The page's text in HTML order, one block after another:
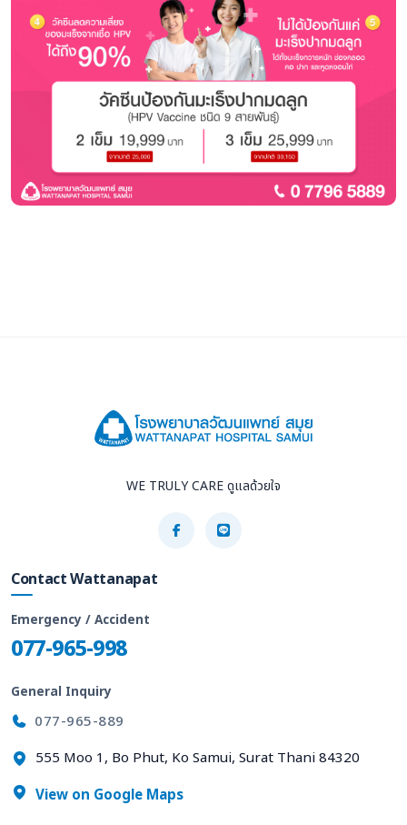
WE TRULY CARE ดูแลด้วยใจ
Contact Wattanapat
Emergency / Accident
077-965-998
General Inquiry
077-965-889
555 Moo 1, Bo Phut, Ko Samui, Surat Thani 84320
View on Google Maps